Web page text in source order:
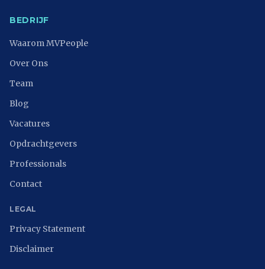
BEDRIJF
Waarom MVPeople
Over Ons
Team
Blog
Vacatures
Opdrachtgevers
Professionals
Contact
LEGAL
Privacy Statement
Disclaimer